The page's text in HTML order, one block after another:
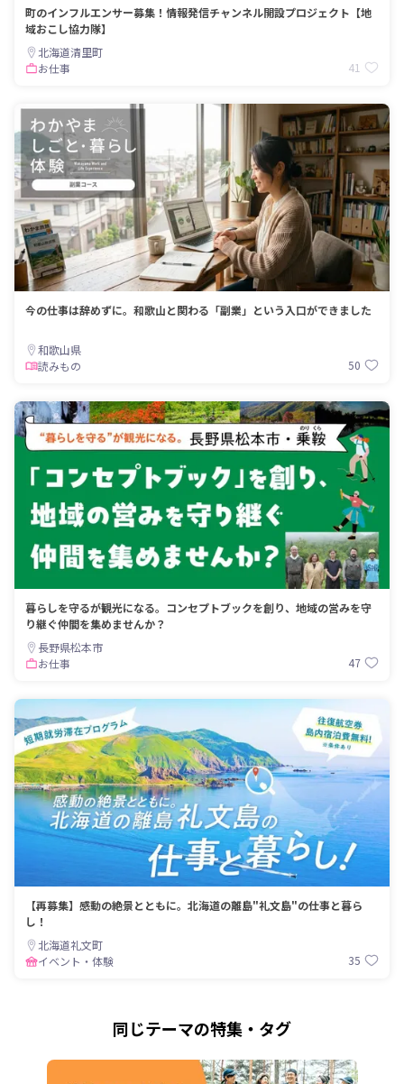
町のインフルエンサー募集！情報発信チャンネル開設プロジェクト【地
域おこし協力隊】
北海道清里町
お仕事
41
今の仕事は辞めずに。和歌山と関わる「副業」という入口ができました
和歌山県
読みもの
50
暮らしを守るが観光になる。コンセプトブックを創り、地域の営みを守
り継ぐ仲間を集めませんか？
長野県松本市
お仕事
47
【再募集】感動の絶景とともに。北海道の離島"礼文島"の仕事と暮ら
し！
北海道礼文町
イベント・体験
35
同じテーマの特集・タグ